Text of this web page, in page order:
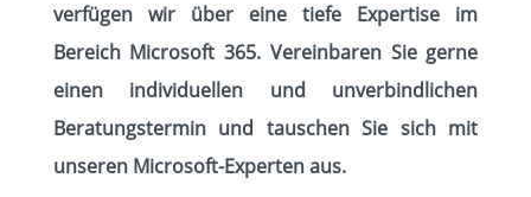
verfügen wir über eine tiefe Expertise im
Bereich Microsoft 365. Vereinbaren Sie gerne
einen individuellen und unverbindlichen
Beratungstermin und tauschen Sie sich mit
unseren Microsoft-Experten aus.